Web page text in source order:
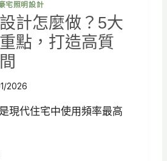
宅照明設計
計怎麼做？5大
點，打造高質
2026
現代住宅中使用頻率最高